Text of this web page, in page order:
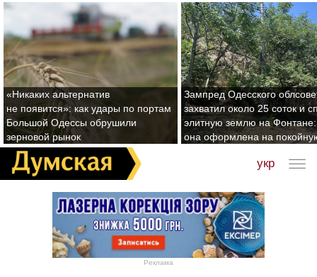
«Никаких альтернатив
не появится»: как удары по портам
Большой Одессы обрушили
зерновой рынок
Зампред Одесского
захватил около 25 соток и
элитную землю на Фонтане:
она оформлена на
укр
Реклама